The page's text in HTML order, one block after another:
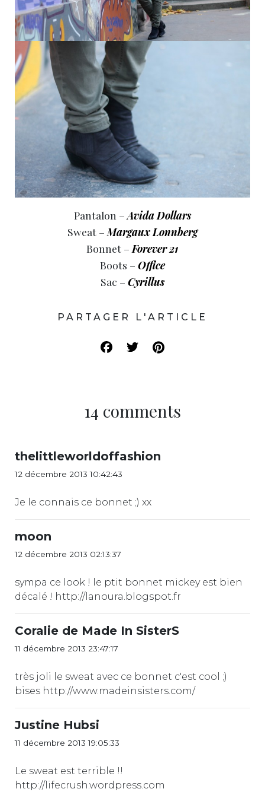
Pantalon –Avida Dollars
Sweat – Margaux Lonnberg
Bonnet – Forever 21
Boots – Office
Sac – Cyrillus
PARTAGER L'ARTICLE
14 comments
thelittleworldoffashion
12 décembre 2013 10:42:43
Je le connais ce bonnet ;) xx
moon
12 décembre 2013 02:13:37
sympa ce look ! le ptit bonnet mickey est bien
décalé ! http://lanoura.blogspot.fr
Coralie de Made In SisterS
11 décembre 2013 23:47:17
très joli le sweat avec ce bonnet c'est cool ;)
bises http://www.madeinsisters.com/
Justine Hubsi
11 décembre 2013 19:05:33
Le sweat est terrible !!
http://lifecrush.wordpress.com